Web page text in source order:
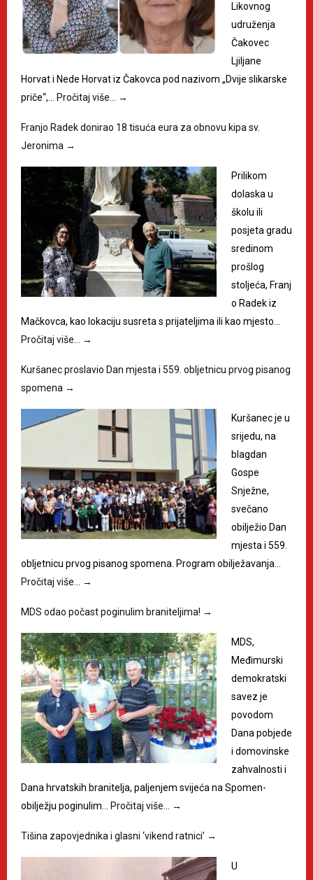
Likovnog
udruženja
Čakovec
Ljiljane
Horvat i Nede Horvat iz Čakovca pod nazivom „Dvije slikarske
priče“,…
Pročitaj više… →
Franjo Radek donirao 18 tisuća eura za obnovu kipa sv.
Jeronima →
Prilikom
dolaska u
školu ili
posjeta gradu
sredinom
prošlog
stoljeća, Franj
o Radek iz
Mačkovca, kao lokaciju susreta s prijateljima ili kao mjesto…
Pročitaj više…
→
Kuršanec proslavio Dan mjesta i 559. obljetnicu prvog pisanog
spomena →
Kuršanec je u
srijedu, na
blagdan
Gospe
Snježne,
svečano
obilježio Dan
mjesta i 559.
obljetnicu prvog pisanog spomena. Program obilježavanja…
Pročitaj više…
→
MDS odao počast poginulim braniteljima! →
MDS,
Međimurski
demokratski
savez je
povodom
Dana pobjede
i domovinske
zahvalnosti i
Dana hrvatskih branitelja, paljenjem svijeća na Spomen-
obilježju poginulim…
Pročitaj više… →
Tišina zapovjednika i glasni ‘vikend ratnici’ →
U